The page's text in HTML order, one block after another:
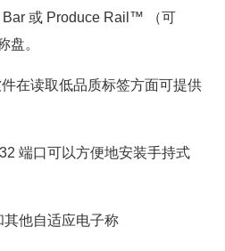
Bar 或 Produce Rail™ （可
盘。
在读取低品质标签方面可提供
端口可以方便地安装手持式
他自适应电子称